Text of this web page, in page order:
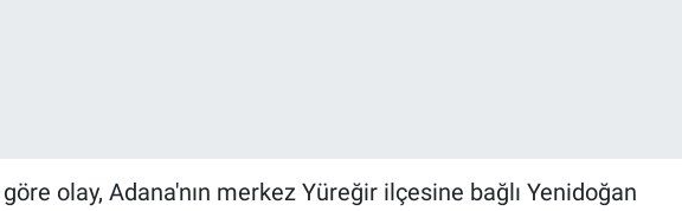
olay, Adana'nın merkez Yüreğir ilçesine bağlı Yenidoğan